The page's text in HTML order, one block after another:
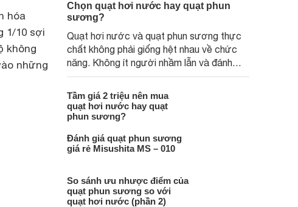
hóa
1/10 sợi
không
những
Chọn quạt hơi nước hay quạt phun
sương?
Quạt hơi nước và quạt phun sương thực
chất không phải giống hệt nhau về chức
năng. Không ít người nhầm lẫn và đánh
đồng hai loại này là một. Bài viết sau đây
sẽ giúp người dùng hiểu hơn về lợi ích
cũng như ưu nhược điểm của hai loại quạt
này.
Tầm giá 2 triệu nên mua
quạt hơi nước hay quạt
phun sương?
Đánh giá quạt phun sương
giá rẻ Misushita MS – 010
So sánh ưu nhược điểm của
quạt phun sương so với
quạt hơi nước (phần 2)